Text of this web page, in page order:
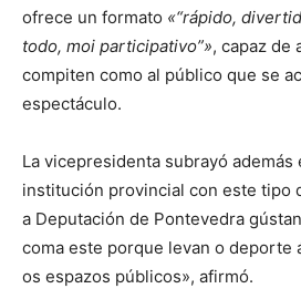
ofrece un formato «“rápido,
todo, moi participativo”», capaz de
compiten como al público que se
espectáculo.
La vicepresidenta subrayó
institución provincial con este tipo
a Deputación de Pontevedra
coma este porque levan o deporte
os espazos públicos», afirmó.